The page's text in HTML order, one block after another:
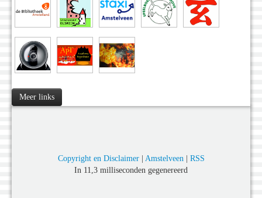
Meer links
Copyright en Disclaimer| Amstelveen| RSS
In 11,3 milliseconden gegenereerd